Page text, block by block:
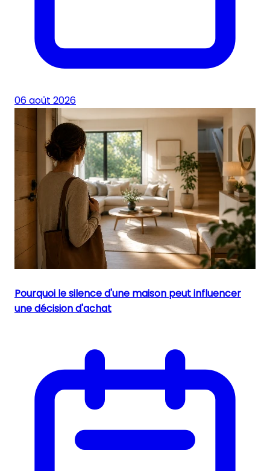
06 août 2026
Pourquoi le silence d'une maison peut influencer
une décision d'achat